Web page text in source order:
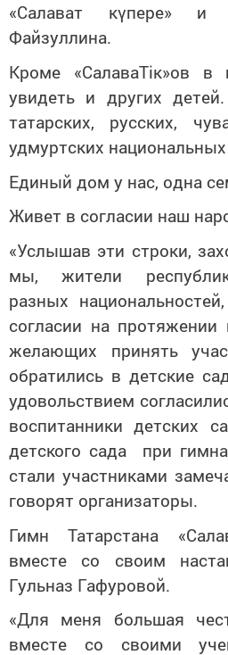
«Салават күпере» и
Файзуллина.
Кроме «СалаваТік»ов в
увидеть и других
татарских, русских,
удмуртских
Единый дом у нас, одна
Живет в согласии наш
«Услышав эти строки,
мы, жители р
разных
согласии на
желающих принять
обратились в детские
удовольствием
воспитанники
детского сада при гимна
стали участниками
говорят организаторы.
Гимн Татарстана «
вместе со своим
Гульназ Гафуровой.
«Для меня большая
вместе со своими